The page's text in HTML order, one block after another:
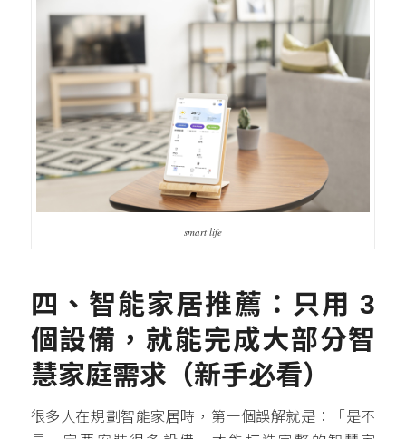
smart life
四、智能家居推薦：只用 3
個設備，就能完成大部分智
慧家庭需求（新手必看）
很多人在規劃智能家居時，第一個誤解就是：「是不